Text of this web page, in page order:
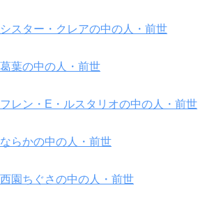
シスター・クレアの中の人・前世
葛葉の中の人・前世
フレン・E・ルスタリオの中の人・前世
ならかの中の人・前世
西園ちぐさの中の人・前世